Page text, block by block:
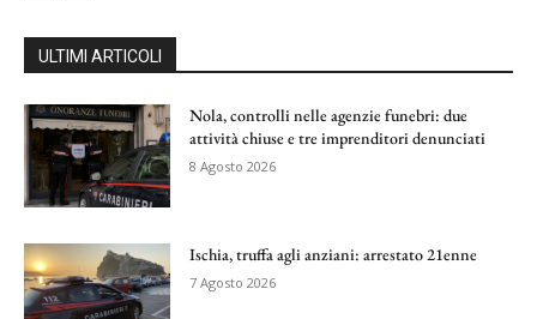
ULTIMI ARTICOLI
Nola, controlli nelle agenzie funebri: due
attività chiuse e tre imprenditori denunciati
8 Agosto 2026
Ischia, truffa agli anziani: arrestato 21enne
7 Agosto 2026